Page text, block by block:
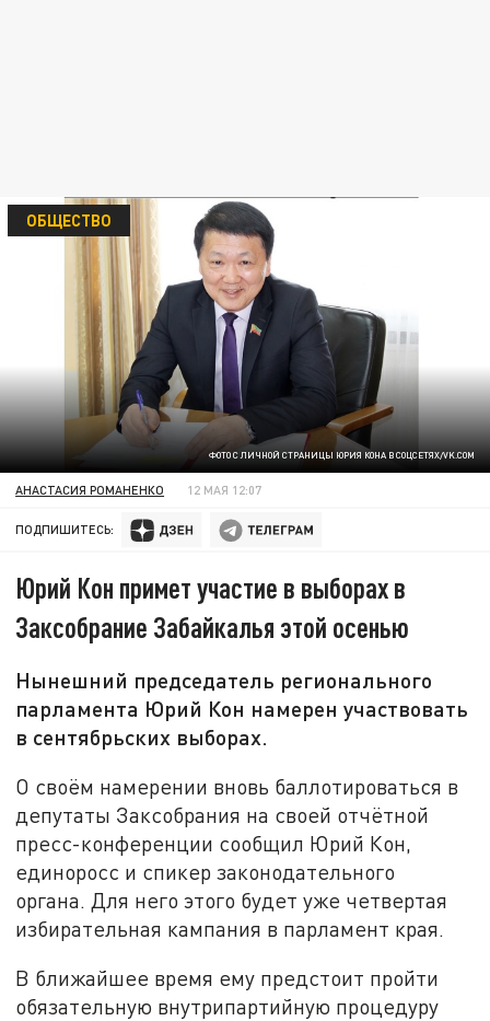
ФОТО С ЛИЧНОЙ СТРАНИЦЫ ЮРИЯ КОНА В СОЦСЕТЯХ/VK.COM
ОБЩЕСТВО
АНАСТАСИЯ РОМАНЕНКО 12 МАЯ 12:07
ПОДПИШИТЕСЬ:
Юрий Кон примет участие в выборах в
Заксобрание Забайкалья этой осенью
Нынешний председатель регионального
парламента Юрий Кон намерен участвовать
в сентябрьских выборах.
О своём намерении вновь баллотироваться в
депутаты Заксобрания на своей отчётной
пресс-конференции сообщил Юрий Кон,
единоросс и спикер законодательного
органа. Для него этого будет уже четвертая
избирательная кампания в парламент края.
В ближайшее время ему предстоит пройти
обязательную внутрипартийную процедуру